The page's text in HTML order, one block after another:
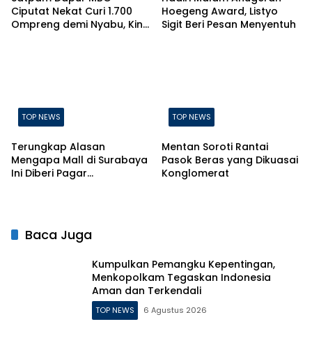
Ciputat Nekat Curi 1.700
Ompreng demi Nyabu, Kini
Hoegeng Award, Listyo
Sigit Beri Pesan Menyentuh
TOP NEWS
Terungkap Alasan
Mengapa Mall di Surabaya
Ini Diberi Pagar
TOP NEWS
Mentan Soroti Rantai
Pasok Beras yang Dikuasai
Konglomerat
Baca Juga
Kumpulkan Pemangku Kepentingan,
Menkopolkam Tegaskan Indonesia
Aman dan Terkendali
TOP NEWS 6 Agustus 2026